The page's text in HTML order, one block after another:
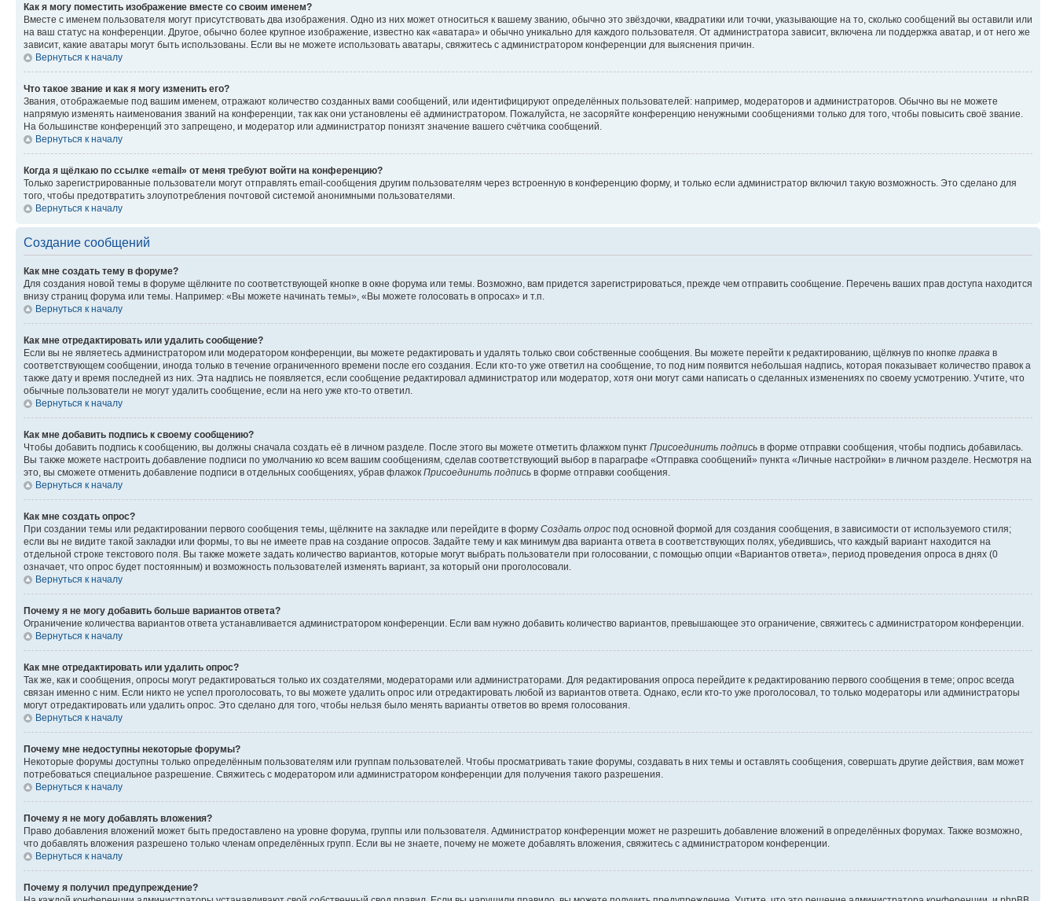
Как я могу поместить изображение вместе со своим именем?
Вместе с именем пользователя могут присутствовать два изображения. Одно из них может относиться к вашему званию, обычно это звёздочки, квадратики или точки, указывающие на то, сколько сообщений вы оставили или
на ваш статус на конференции. Другое, обычно более крупное изображение, известно как «аватара» и обычно уникально для каждого пользователя. От администратора зависит, включена ли поддержка аватар, и от него же
зависит, какие аватары могут быть использованы. Если вы не можете использовать аватары, свяжитесь с администратором конференции для выяснения причин.
Вернуться к началу
Что такое звание и как я могу изменить его?
Звания, отображаемые под вашим именем, отражают количество созданных вами сообщений, или идентифицируют определённых пользователей: например, модераторов и администраторов. Обычно вы не можете
напрямую изменять наименования званий на конференции, так как они установлены её администратором. Пожалуйста, не засоряйте конференцию ненужными сообщениями только для того, чтобы повысить своё звание.
На большинстве конференций это запрещено, и модератор или администратор понизят значение вашего счётчика сообщений.
Вернуться к началу
Когда я щёлкаю по ссылке «email» от меня требуют войти на конференцию?
Только зарегистрированные пользователи могут отправлять email-сообщения другим пользователям через встроенную в конференцию форму, и только если администратор включил такую возможность. Это сделано для
того, чтобы предотвратить злоупотребления почтовой системой анонимными пользователями.
Вернуться к началу
Создание сообщений
Как мне создать тему в форуме?
Для создания новой темы в форуме щёлкните по соответствующей кнопке в окне форума или темы. Возможно, вам придется зарегистрироваться, прежде чем отправить сообщение. Перечень ваших прав доступа находится
внизу страниц форума или темы. Например: «Вы можете начинать темы», «Вы можете голосовать в опросах» и т.п.
Вернуться к началу
Как мне отредактировать или удалить сообщение?
Если вы не являетесь администратором или модератором конференции, вы можете редактировать и удалять только свои собственные сообщения. Вы можете перейти к редактированию, щёлкнув по кнопке правка в
соответствующем сообщении, иногда только в течение ограниченного времени после его создания. Если кто-то уже ответил на сообщение, то под ним появится небольшая надпись, которая показывает количество правок а
также дату и время последней из них. Эта надпись не появляется, если сообщение редактировал администратор или модератор, хотя они могут сами написать о сделанных изменениях по своему усмотрению. Учтите, что
обычные пользователи не могут удалить сообщение, если на него уже кто-то ответил.
Вернуться к началу
Как мне добавить подпись к своему сообщению?
Чтобы добавить подпись к сообщению, вы должны сначала создать её в личном разделе. После этого вы можете отметить флажком пункт Присоединить подпись в форме отправки сообщения, чтобы подпись добавилась.
Вы также можете настроить добавление подписи по умолчанию ко всем вашим сообщениям, сделав соответствующий выбор в параграфе «Отправка сообщений» пункта «Личные настройки» в личном разделе. Несмотря на
это, вы сможете отменить добавление подписи в отдельных сообщениях, убрав флажок Присоединить подпись в форме отправки сообщения.
Вернуться к началу
Как мне создать опрос?
При создании темы или редактировании первого сообщения темы, щёлкните на закладке или перейдите в форму Создать опрос под основной формой для создания сообщения, в зависимости от используемого стиля;
если вы не видите такой закладки или формы, то вы не имеете прав на создание опросов. Задайте тему и как минимум два варианта ответа в соответствующих полях, убедившись, что каждый вариант находится на
отдельной строке текстового поля. Вы также можете задать количество вариантов, которые могут выбрать пользователи при голосовании, с помощью опции «Вариантов ответа», период проведения опроса в днях (0
означает, что опрос будет постоянным) и возможность пользователей изменять вариант, за который они проголосовали.
Вернуться к началу
Почему я не могу добавить больше вариантов ответа?
Ограничение количества вариантов ответа устанавливается администратором конференции. Если вам нужно добавить количество вариантов, превышающее это ограничение, свяжитесь с администратором конференции.
Вернуться к началу
Как мне отредактировать или удалить опрос?
Так же, как и сообщения, опросы могут редактироваться только их создателями, модераторами или администраторами. Для редактирования опроса перейдите к редактированию первого сообщения в теме; опрос всегда
связан именно с ним. Если никто не успел проголосовать, то вы можете удалить опрос или отредактировать любой из вариантов ответа. Однако, если кто-то уже проголосовал, то только модераторы или администраторы
могут отредактировать или удалить опрос. Это сделано для того, чтобы нельзя было менять варианты ответов во время голосования.
Вернуться к началу
Почему мне недоступны некоторые форумы?
Некоторые форумы доступны только определённым пользователям или группам пользователей. Чтобы просматривать такие форумы, создавать в них темы и оставлять сообщения, совершать другие действия, вам может
потребоваться специальное разрешение. Свяжитесь с модератором или администратором конференции для получения такого разрешения.
Вернуться к началу
Почему я не могу добавлять вложения?
Право добавления вложений может быть предоставлено на уровне форума, группы или пользователя. Администратор конференции может не разрешить добавление вложений в определённых форумах. Также возможно,
что добавлять вложения разрешено только членам определённых групп. Если вы не знаете, почему не можете добавлять вложения, свяжитесь с администратором конференции.
Вернуться к началу
Почему я получил предупреждение?